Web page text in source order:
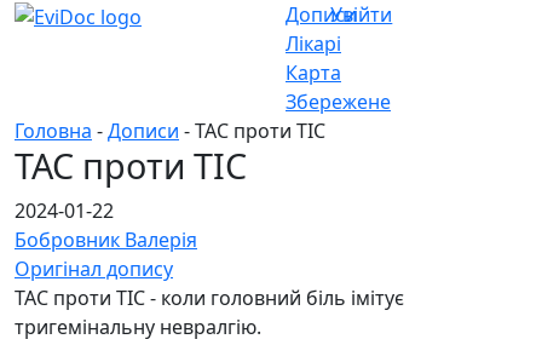
Дописи
Лікарі
Карта
Збережене
Увійти
Головна -Дописи - TAC проти TIC
TAC проти TIC
2024-01-22
Бобровник Валерія
Оригінал допису
TAC проти TIC - коли головний біль імітує
тригемінальну невралгію.